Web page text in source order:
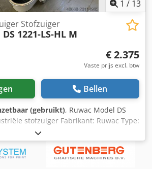
1 / 13
Stofzuiger
1221-LS-HL M
€ 2.375
Vaste prijs excl. btw
Bellen
(gebruikt), Ruwac Model DS
stofzuiger Fabrikant: Ruwac Type:
ca. 160,4 kg 2,2 kW Ex ZONE 22
harte welkom voor een bezichtiging.
gewenst voordelig transport voor u
een correcte factuur. Voor